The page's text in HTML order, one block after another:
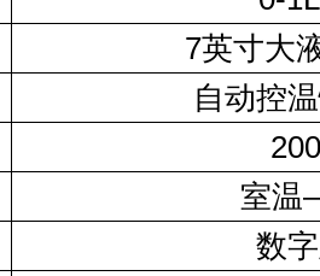
7英寸大
自动控
20
室
数